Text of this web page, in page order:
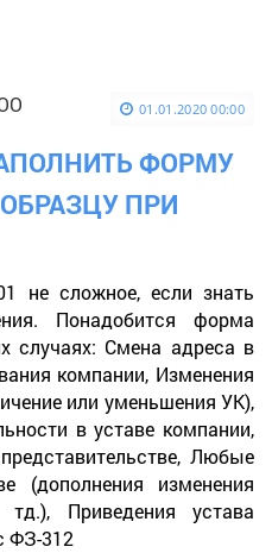
01.01.2020 00:00
ФОРМУ
ПРИ
не сложное, если знать
Понадобится форма
случаях: Смена адреса в
компании, Изменения
или уменьшения УК),
в уставе компании,
Любые
(дополнения изменения
Приведения устава
ФЗ-312